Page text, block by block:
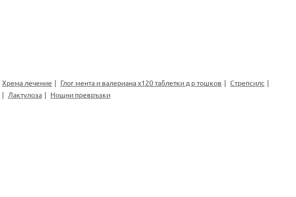
Хрема лечение Глог мента и валериана х120 таблетки д р тошков
Стрепсилс
Лактулоза Нощни превръзки